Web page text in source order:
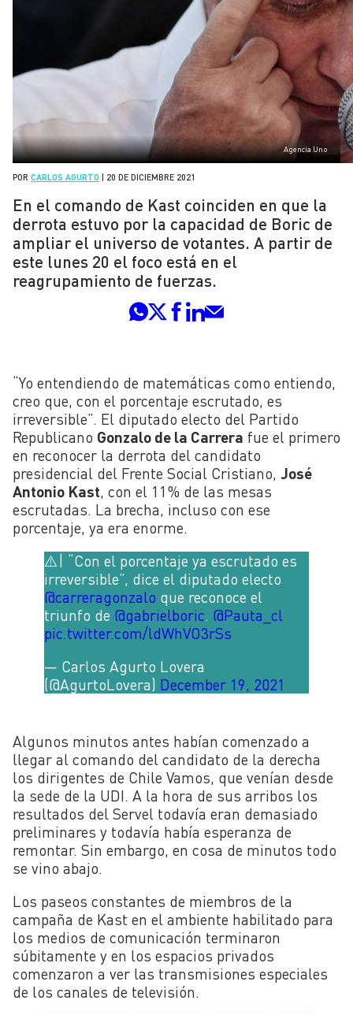
Agencia Uno
POR CARLOS AGURTO 20 DE DICIEMBRE 2021
En el comando de Kast coinciden en que la
derrota estuvo por la capacidad de Boric de
ampliar el universo de votantes. A partir de
este lunes 20 el foco está en el
reagrupamiento de fuerzas.
“Yo entendiendo de matemáticas como entiendo,
creo que, con el porcentaje escrutado, es
irreversible”. El diputado electo del Partido
Republicano Gonzalo de la Carrera fue el primero
en reconocer la derrota del candidato
presidencial del Frente Social Cristiano, José
Antonio Kast , con el 11% de las mesas
escrutadas. La brecha, incluso con ese
porcentaje, ya era enorme.
⚠️| “Con el porcentaje ya escrutado es
irreversible”, dice el diputado electo
@carreragonzalo que reconoce el
triunfo de @gabrielboric. @Pauta_cl
pic.twitter.com/ldWhVO3rSs
— Carlos Agurto Lovera
(@AgurtoLovera) December 19, 2021
Algunos minutos antes habían comenzado a
llegar al comando del candidato de la derecha
los dirigentes de Chile Vamos, que venían desde
la sede de la UDI. A la hora de sus arribos los
resultados del Servel todavía eran demasiado
preliminares y todavía había esperanza de
remontar. Sin embargo, en cosa de minutos todo
se vino abajo.
Los paseos constantes de miembros de la
campaña de Kast en el ambiente habilitado para
los medios de comunicación terminaron
súbitamente y en los espacios privados
comenzaron a ver las transmisiones especiales
de los canales de televisión.